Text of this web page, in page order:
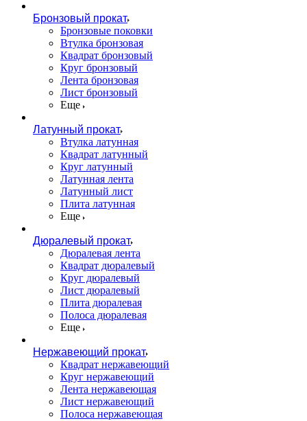
Бронзовый прокат
Бронзовые поковки
Втулка бронзовая
Квадрат бронзовый
Круг бронзовый
Лента бронзовая
Лист бронзовый
Еще
Латунный прокат
Втулка латунная
Квадрат латунный
Круг латунный
Латунная лента
Латунный лист
Плита латунная
Еще
Дюралевый прокат
Дюралевая лента
Квадрат дюралевый
Круг дюралевый
Лист дюралевый
Плита дюралевая
Полоса дюралевая
Еще
Нержавеющий прокат
Квадрат нержавеющий
Круг нержавеющий
Лента нержавеющая
Лист нержавеющий
Полоса нержавеющая